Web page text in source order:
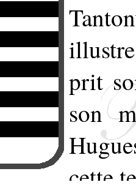
prit
son
cette